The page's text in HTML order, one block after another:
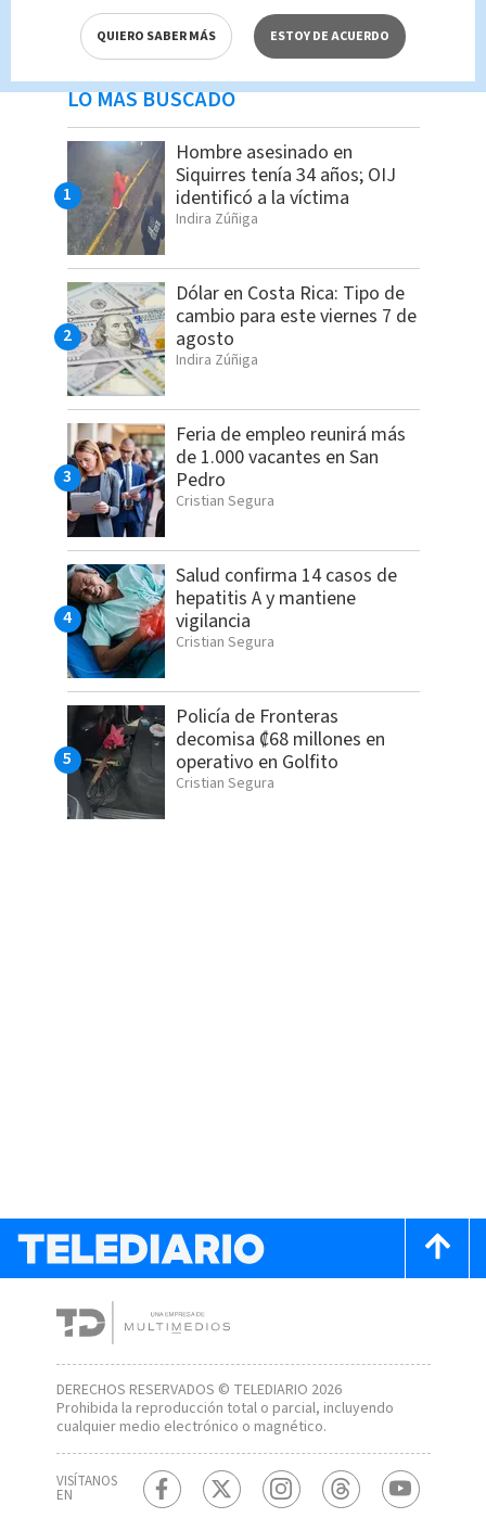
LO MÁS BUSCADO
Hombre asesinado en
Siquirres tenía 34 años; OIJ
identificó a la víctima
Indira Zúñiga
Dólar en Costa Rica: Tipo de
cambio para este viernes 7 de
agosto
Indira Zúñiga
Feria de empleo reunirá más
de 1.000 vacantes en San
Pedro
Cristian Segura
Salud confirma 14 casos de
hepatitis A y mantiene
vigilancia
Cristian Segura
Policía de Fronteras
decomisa ₡68 millones en
operativo en Golfito
Cristian Segura
DERECHOS RESERVADOS © TELEDIARIO 2026
Prohibida la reproducción total o parcial, incluyendo
cualquier medio electrónico o magnético.
VISÍTANOS
EN
QUIERO SABER MÁS ESTOY DE ACUERDO